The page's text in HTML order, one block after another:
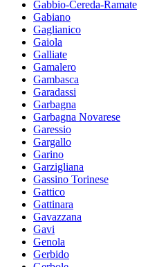
Gabbio-Cereda-Ramate
Gabiano
Gaglianico
Gaiola
Galliate
Gamalero
Gambasca
Garadassi
Garbagna
Garbagna Novarese
Garessio
Gargallo
Garino
Garzigliana
Gassino Torinese
Gattico
Gattinara
Gavazzana
Gavi
Genola
Gerbido